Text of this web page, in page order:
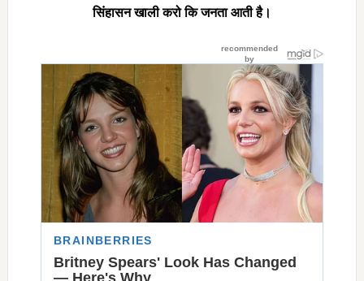
सिंहासन खाली करो कि जनता आती है।